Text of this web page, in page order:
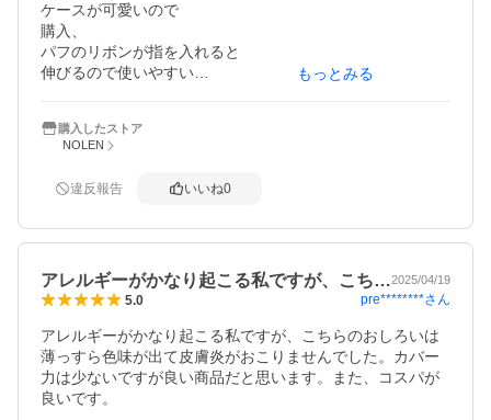
ケースが可愛いので
購入、
パフのリボンが指を入れると
伸びるので使いやすい
良い感じに仕上がるし、
使い心地は良いです。
もっとみる
購入したストア
NOLEN
違反報告 いいね0
アレルギーがかなり起こる私ですが、こち…2025/04/19
5.0 pre********さん
アレルギーがかなり起こる私ですが、こちらのおしろいは
薄っすら色味が出て皮膚炎がおこりませんでした。カバー
力は少ないですが良い商品だと思います。また、コスパが
良いです。